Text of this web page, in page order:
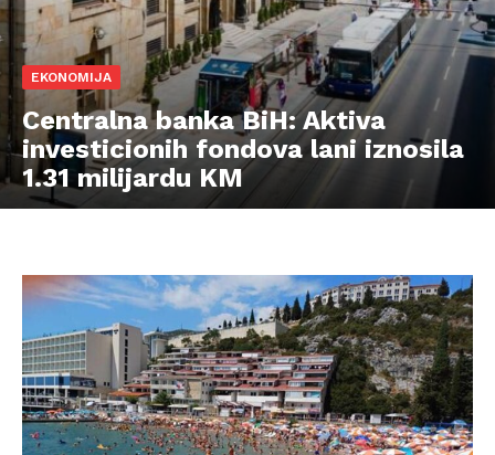
EKONOMIJA
Centralna banka BiH: Aktiva
investicionih fondova lani iznosila
1.31 milijardu KM